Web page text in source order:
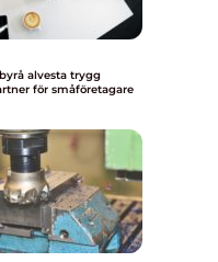
alvesta trygg
för småföretagare